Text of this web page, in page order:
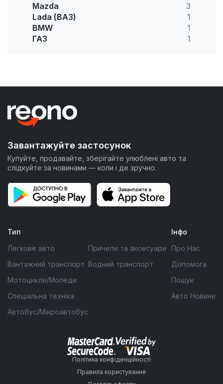
Mazda
3
Lada (ВАЗ)
1
BMW
1
ГАЗ
1
Завантажуйте застосунок
Купуйте, продавайте, зберігайте улюблені авто та
слідкуйте за новинами — коли і де зручно.
Тип
Легкове авто
Вантажний транспорт
Мотоцикли/Мопеди
Спеціальна техніка
Автобус/Мікроавтобус
Причепи та аксесуари
Водний транспорт
Інфо
Про Нас
Допомога
Пошук
Авто Новини
Політика конфіденційності
Правила користування